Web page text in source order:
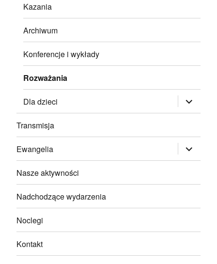
Kazania
Archiwum
Konferencje i wykłady
Rozważania
Dla dzieci rozwiń
menu
potomne
Transmisja
Ewangelia rozwiń
menu
potomne
Nasze aktywności
Nadchodzące wydarzenia
Noclegi
Kontakt